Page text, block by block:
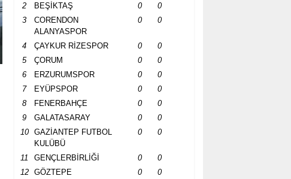
2 BEŞİKTAŞ 0
0
3
CORENDON
ALANYASPOR
0 0
4 ÇAYKUR RİZESPOR 0
0
5
ÇORUM 0
0
6
ERZURUMSPOR 0
0
7
EYÜPSPOR 0
0
8
FENERBAHÇE 0
0
9
GALATASARAY 0
0
10
GAZİANTEP FUTBOL
KULÜBÜ
0 0
11 GENÇLERBİRLİĞİ 0
0
12
GÖZTEPE 0
0